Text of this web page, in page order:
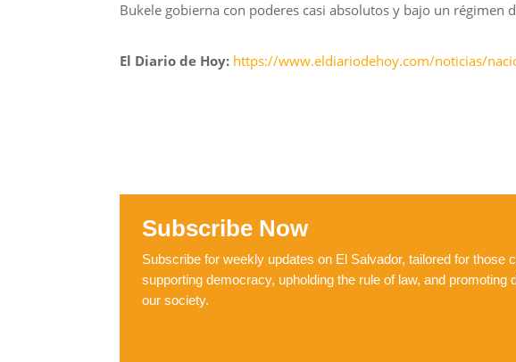
Bukele gobierna con poderes casi absolutos y bajo un régimen
El Diario de Hoy: https://www.eldiariodehoy.com/noticias/
Subscribe Now
Subscribe for weekly updates on El Salvador, tailored for those
supporting democracy, upholding the rule of law, and promoting
our society.